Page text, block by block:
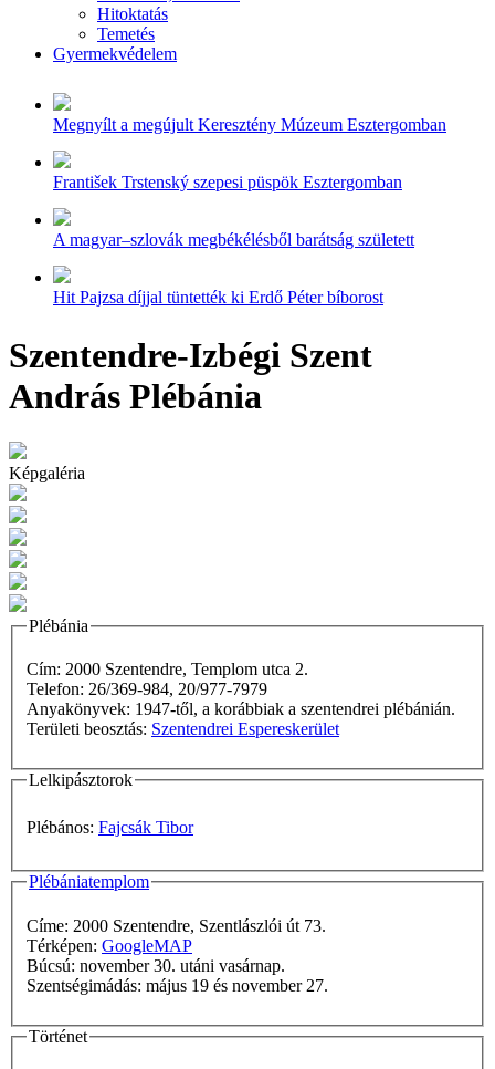
Hitoktatás
Temetés
Gyermekvédelem
Megnyílt a megújult Keresztény Múzeum Esztergomban
František Trstenský szepesi püspök Esztergomban
A magyar–szlovák megbékélésből barátság született
Hit Pajzsa díjjal tüntették ki Erdő Péter bíborost
Szentendre-Izbégi Szent
András Plébánia
Képgaléria
Plébánia
Cím: 2000 Szentendre, Templom utca 2.
Telefon: 26/369-984, 20/977-7979
Anyakönyvek: 1947-től, a korábbiak a szentendrei plébánián.
Területi beosztás: Szentendrei Espereskerület
Lelkipásztorok
Plébános: Fajcsák Tibor
Plébániatemplom
Címe: 2000 Szentendre, Szentlászlói út 73.
Térképen: GoogleMAP
Búcsú: november 30. utáni vasárnap.
Szentségimádás: május 19 és november 27.
Történet